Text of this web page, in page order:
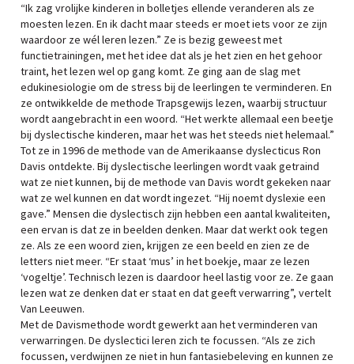
“Ik zag vrolijke kinderen in bolletjes ellende veranderen als ze
moesten lezen. En ik dacht maar steeds er moet iets voor ze zijn
waardoor ze wél leren lezen.” Ze is bezig geweest met
functietrainingen, met het idee dat als je het zien en het gehoor
traint, het lezen wel op gang komt. Ze ging aan de slag met
edukinesiologie om de stress bij de leerlingen te verminderen. En
ze ontwikkelde de methode Trapsgewijs lezen, waarbij structuur
wordt aangebracht in een woord. “Het werkte allemaal een beetje
bij dyslectische kinderen, maar het was het steeds niet helemaal.”
Tot ze in 1996 de methode van de Amerikaanse dyslecticus Ron
Davis ontdekte. Bij dyslectische leerlingen wordt vaak getraind
wat ze niet kunnen, bij de methode van Davis wordt gekeken naar
wat ze wel kunnen en dat wordt ingezet. “Hij noemt dyslexie een
gave.” Mensen die dyslectisch zijn hebben een aantal kwaliteiten,
een ervan is dat ze in beelden denken. Maar dat werkt ook tegen
ze. Als ze een woord zien, krijgen ze een beeld en zien ze de
letters niet meer. “Er staat ‘mus’ in het boekje, maar ze lezen
‘vogeltje’. Technisch lezen is daardoor heel lastig voor ze. Ze gaan
lezen wat ze denken dat er staat en dat geeft verwarring”, vertelt
Van Leeuwen.
Met de Davismethode wordt gewerkt aan het verminderen van
verwarringen. De dyslectici leren zich te focussen. “Als ze zich
focussen, verdwijnen ze niet in hun fantasiebeleving en kunnen ze